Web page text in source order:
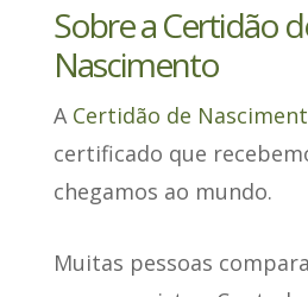
Sobre a Certidão
Nascimento
A Certidão de
certificado que
chegamos ao mundo.
Muitas pessoas